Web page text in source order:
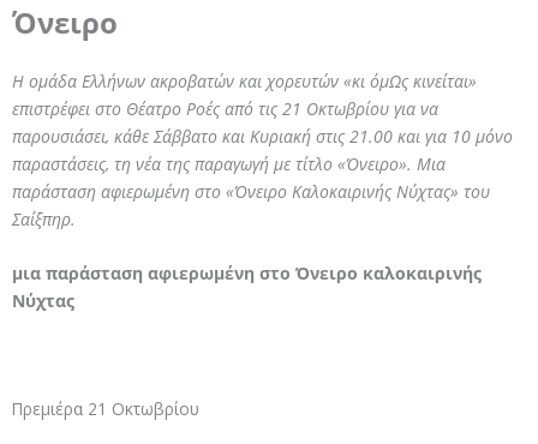
Όνειρο
Η ομάδα Ελλήνων ακροβατών και χορευτών «κι όμΩς κινείται»
επιστρέφει στο Θέατρο Ροές από τις 21 Οκτωβρίου για να
παρουσιάσει, κάθε Σάββατο και Κυριακή στις 21.00 και για 10 μόνο
παραστάσεις, τη νέα της παραγωγή με τίτλο «Όνειρο». Μια
παράσταση αφιερωμένη στο «Όνειρο Καλοκαιρινής Νύχτας» του
Σαίξπηρ.
μια παράσταση αφιερωμένη στο Όνειρο καλοκαιρινής
Νύχτας
Πρεμιέρα 21 Οκτωβρίου